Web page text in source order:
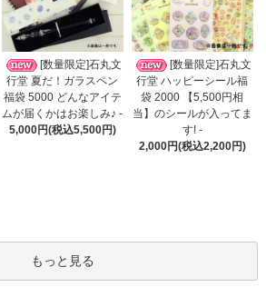
[数量限定]石丸文
行堂 夏だ！ガラスペン
福袋 5000 どんなアイテ
ムが届くかはお楽しみ♪ -
5,000円(税込5,500円)
[数量限定]石丸文
行堂 ハッピーシール福
袋 2000 【5,500円相
当】のシールが入ってま
す! -
2,000円(税込2,200円)
もっと見る